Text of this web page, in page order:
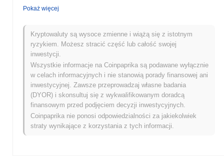
Hercules Token (HERC) jest szeroko dostępny na centralized and
decentralized giełdach kryptowalut.
Jaki jest obecny dzienny wolumen handlu
Hercules Token?
W ciągu ostatnich 24 godzin wolumen handlu Hercules Token
wynosizł 0.00.
Jaka jest historia zakresu cen Hercules Token?
Najwyższy Poziom Historyczny (ATH): zł0.08643
Najniższy Poziom Historyczny (ATL):zł 0.00
Hercules Token jest obecnie notowany
Pokaż więcej
Kryptowaluty są wysoce zmienne i wiążą się z istotnym
ryzykiem. Możesz stracić część lub całość swojej
inwestycji.
Wszystkie informacje na Coinpaprika są podawane wyłącznie
w celach informacyjnych i nie stanowią porady finansowej ani
inwestycyjnej. Zawsze przeprowadzaj własne badania
(DYOR) i skonsultuj się z wykwalifikowanym doradcą
finansowym przed podjęciem decyzji inwestycyjnych.
Coinpaprika nie ponosi odpowiedzialności za jakiekolwiek
straty wynikające z korzystania z tych informacji.